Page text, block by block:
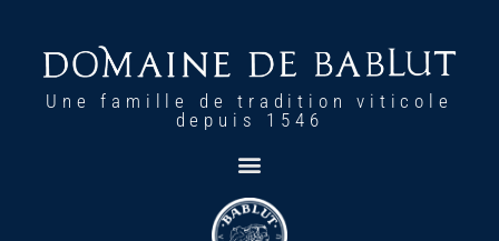
Une famille de tradition viticole
depuis 1546